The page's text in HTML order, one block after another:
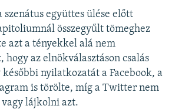
szenátus együttes ülése előtt
összegyűlt tömeghez
azt a tényekkel alá nem
az elnökválasztáson csalás
nyilatkozatát a Facebook, a
is törölte, míg a Twitter nem
lájkolni azt.